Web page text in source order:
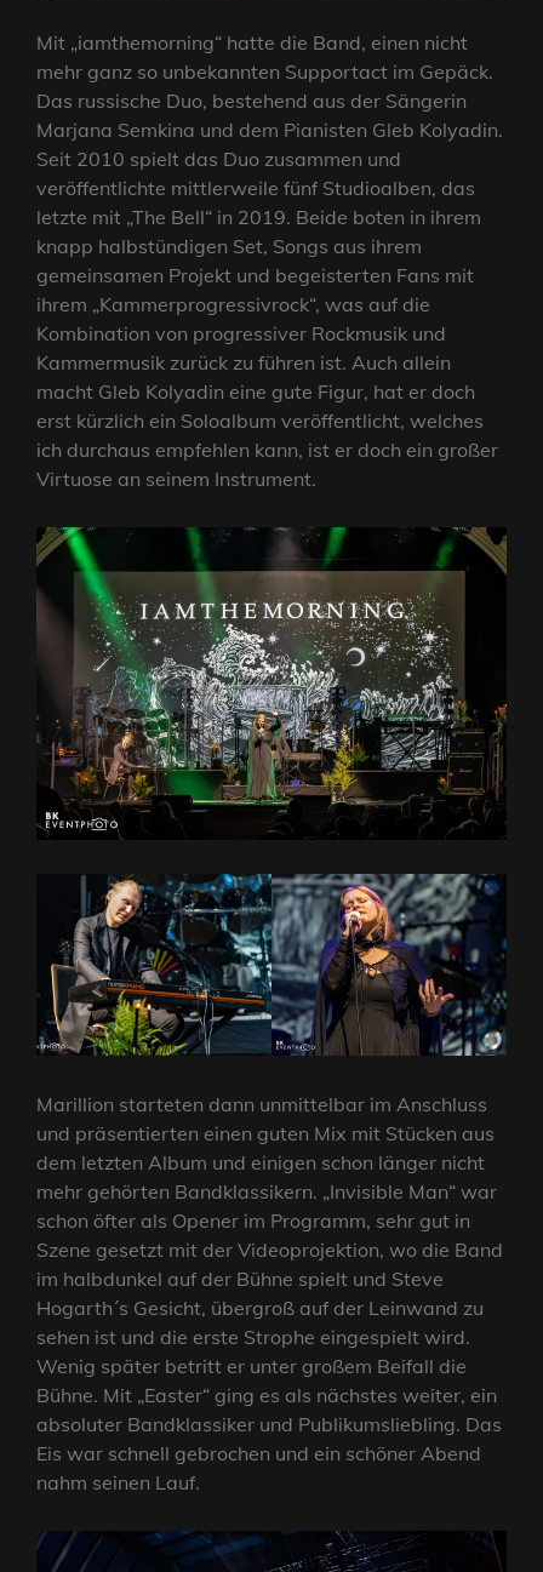
Mit „iamthemorning“ hatte die Band, einen nicht
mehr ganz so unbekannten Supportact im Gepäck.
Das russische Duo, bestehend aus der Sängerin
Marjana Semkina und dem Pianisten Gleb Kolyadin.
Seit 2010 spielt das Duo zusammen und
veröffentlichte mittlerweile fünf Studioalben, das
letzte mit „The Bell“ in 2019. Beide boten in ihrem
knapp halbstündigen Set, Songs aus ihrem
gemeinsamen Projekt und begeisterten Fans mit
ihrem „Kammerprogressivrock“, was auf die
Kombination von progressiver Rockmusik und
Kammermusik zurück zu führen ist. Auch allein
macht Gleb Kolyadin eine gute Figur, hat er doch
erst kürzlich ein Soloalbum veröffentlicht, welches
ich durchaus empfehlen kann, ist er doch ein großer
Virtuose an seinem Instrument.
Marillion starteten dann unmittelbar im Anschluss
und präsentierten einen guten Mix mit Stücken aus
dem letzten Album und einigen schon länger nicht
mehr gehörten Bandklassikern. „Invisible Man“ war
schon öfter als Opener im Programm, sehr gut in
Szene gesetzt mit der Videoprojektion, wo die Band
im halbdunkel auf der Bühne spielt und Steve
Hogarth´s Gesicht, übergroß auf der Leinwand zu
sehen ist und die erste Strophe eingespielt wird.
Wenig später betritt er unter großem Beifall die
Bühne. Mit „Easter“ ging es als nächstes weiter, ein
absoluter Bandklassiker und Publikumsliebling. Das
Eis war schnell gebrochen und ein schöner Abend
nahm seinen Lauf.